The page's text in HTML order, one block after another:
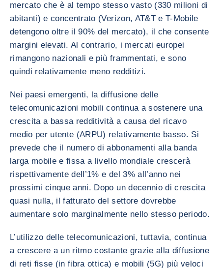
mercato che è al tempo stesso vasto (330 milioni di
abitanti) e concentrato (Verizon, AT&T e T-Mobile
detengono oltre il 90% del mercato), il che consente
margini elevati. Al contrario, i mercati europei
rimangono nazionali e più frammentati, e sono
quindi relativamente meno redditizi.
Nei paesi emergenti, la diffusione delle
telecomunicazioni mobili continua a sostenere una
crescita a bassa redditività a causa del ricavo
medio per utente (ARPU) relativamente basso. Si
prevede che il numero di abbonamenti alla banda
larga mobile e fissa a livello mondiale crescerà
rispettivamente dell’1% e del 3% all’anno nei
prossimi cinque anni. Dopo un decennio di crescita
quasi nulla, il fatturato del settore dovrebbe
aumentare solo marginalmente nello stesso periodo.
L’utilizzo delle telecomunicazioni, tuttavia, continua
a crescere a un ritmo costante grazie alla diffusione
di reti fisse (in fibra ottica) e mobili (5G) più veloci